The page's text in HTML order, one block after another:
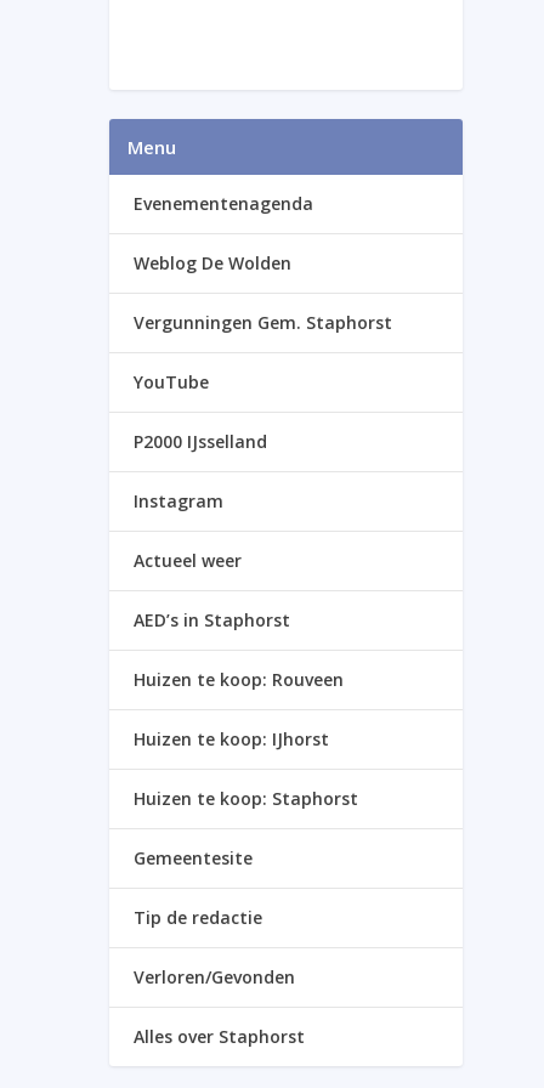
Menu
Evenementenagenda
Weblog De Wolden
Vergunningen Gem. Staphorst
YouTube
P2000 IJsselland
Instagram
Actueel weer
AED’s in Staphorst
Huizen te koop: Rouveen
Huizen te koop: IJhorst
Huizen te koop: Staphorst
Gemeentesite
Tip de redactie
Verloren/Gevonden
Alles over Staphorst